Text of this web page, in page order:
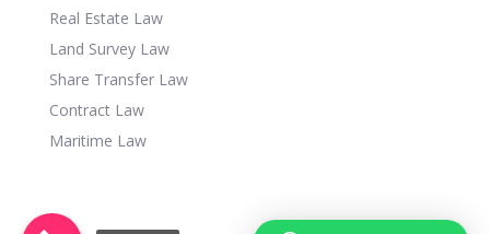
Real Estate Law
Land Survey Law
Share Transfer Law
Contract Law
Maritime Law